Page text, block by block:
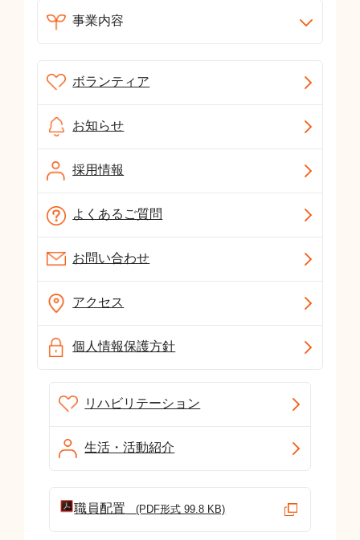
事業内容
ボランティア
お知らせ
採用情報
よくあるご質問
お問い合わせ
アクセス
個人情報保護方針
リハビリテーション
生活・活動紹介
職員配置 (PDF形式 99.8 KB)